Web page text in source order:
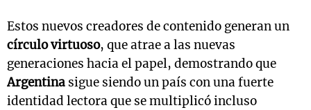
Estos nuevos creadores de contenido generan un
círculo virtuoso, que atrae a las nuevas
generaciones hacia el papel, demostrando que
Argentina sigue siendo un país con una fuerte
identidad lectora que se multiplicó incluso